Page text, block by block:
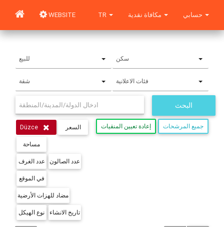
WEBSITE TR
للبيع سكن
شقة فئات الاعلانية
البحث
Düzce السعر
مساحة
عدد الغرف عدد الصالون
في الموقع
مضاد للهزات الأرضية
نوع الهيكل تاريخ الانشاء
إعادة تعيين المنقيات جميع المرشحات